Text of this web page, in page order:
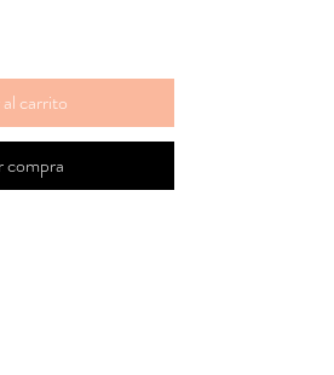
carrito
compra